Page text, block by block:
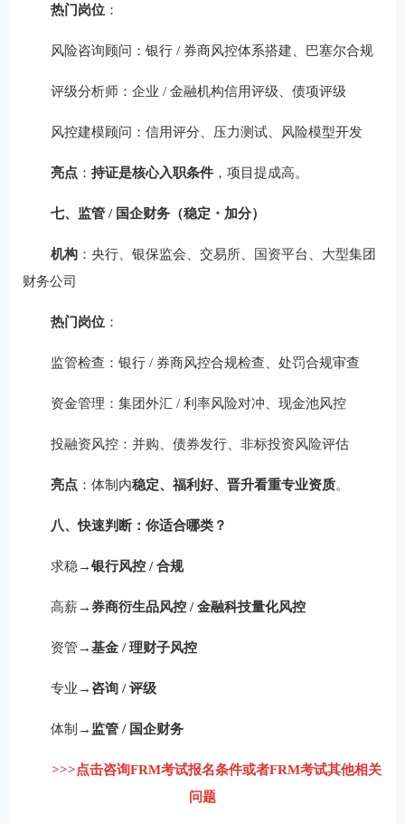
热门岗位：
风险咨询顾问：银行 / 券商风控体系搭建、巴塞尔合规
评级分析师：企业 / 金融机构信用评级、债项评级
风控建模顾问：信用评分、压力测试、风险模型开发
亮点： 持证是核心入职条件，项目提成高。
七、监管 / 国企财务（稳定・加分）
机构：央行、银保监会、交易所、国资平台、大型集团
财务公司
热门岗位：
监管检查：银行 / 券商风控合规检查、处罚合规审查
资金管理：集团外汇 / 利率风险对冲、现金池风控
投融资风控：并购、债券发行、非标投资风险评估
亮点：体制内稳定、福利好、晋升看重专业资质。
八、快速判断：你适合哪类？
求稳→银行风控 / 合规
高薪→券商衍生品风控 / 金融科技量化风控
资管→基金 / 理财子风控
专业→ 咨询 / 评级
体制→ 监管 / 国企财务
>>>点击咨询FRM考试报名条件或者FRM考试其他相关
问题